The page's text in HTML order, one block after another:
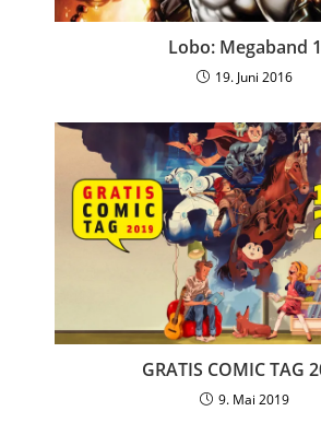
Lobo: Megaband 1
19. Juni 2016
GRATIS COMIC TAG
9. Mai 2019